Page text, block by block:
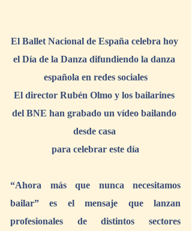
El Ballet Nacional de España celebra hoy
el Día de la Danza difundiendo la danza
española en redes sociales
El director Rubén Olmo y los bailarines
del BNE han grabado un vídeo bailando
desde casa
para celebrar este día
“Ahora más que nunca necesitamos
bailar” es el mensaje que lanzan
profesionales de distintos sectores